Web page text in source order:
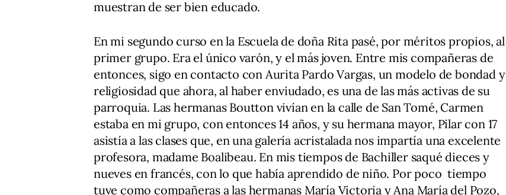
muestran de ser bien educado.
En mi segundo curso en la Escuela de doña Rita pasé, por méritos propios, al
primer grupo. Era el único varón, y el más joven. Entre mis compañeras de
entonces, sigo en contacto con Aurita Pardo Vargas, un modelo de bondad y
religiosidad que ahora, al haber enviudado, es una de las más activas de su
parroquia. Las hermanas Boutton vivían en la calle de San Tomé, Carmen
estaba en mi grupo, con entonces 14 años, y su hermana mayor, Pilar con 17
asistía a las clases que, en una galería acristalada nos impartía una excelente
profesora, madame Boalibeau. En mis tiempos de Bachiller saqué dieces y
nueves en francés, con lo que había aprendido de niño. Por poco tiempo
tuve como compañeras a las hermanas María Victoria y Ana María del Pozo,